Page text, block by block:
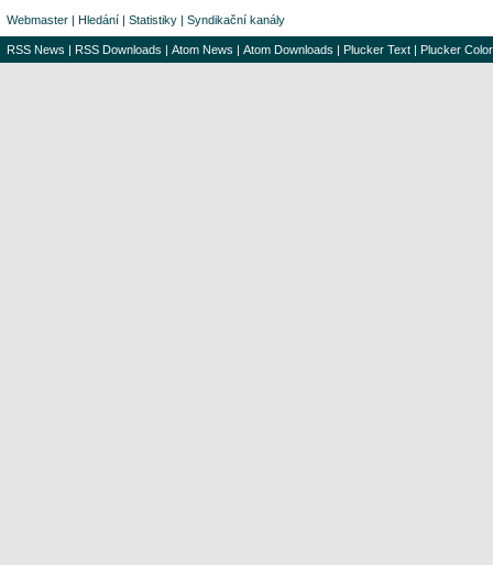
Webmaster | Hledání | Statistiky | Syndikační kanály
RSS News | RSS Downloads | Atom News | Atom Downloads | Plucker Text | Plucker Color